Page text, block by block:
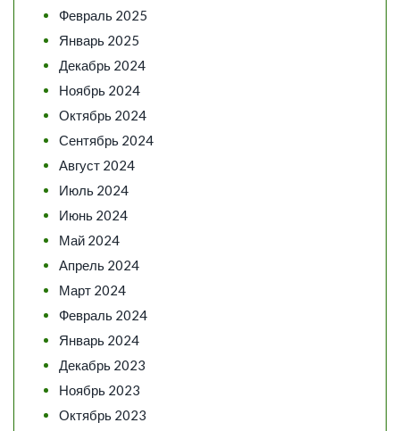
Февраль 2025
Январь 2025
Декабрь 2024
Ноябрь 2024
Октябрь 2024
Сентябрь 2024
Август 2024
Июль 2024
Июнь 2024
Май 2024
Апрель 2024
Март 2024
Февраль 2024
Январь 2024
Декабрь 2023
Ноябрь 2023
Октябрь 2023